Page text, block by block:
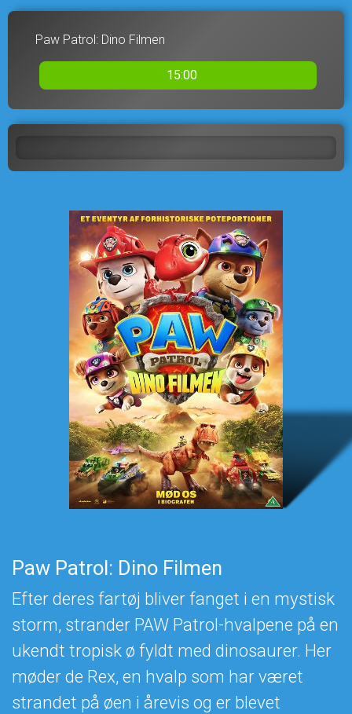
Paw Patrol: Dino Filmen
15:00
Paw Patrol: Dino Filmen
Efter deres fartøj bliver fanget i en mystisk
storm, strander PAW Patrol-hvalpene på en
ukendt tropisk ø fyldt med dinosaurer. Her
møder de Rex, en hvalp som har været
strandet på øen i årevis og er blevet